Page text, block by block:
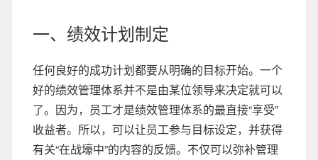
一、绩效计划制定
任何良好的成功计划都要从明确的目标开始。一个
好的绩效管理体系并不是由某位领导来决定就可以
了。因为，员工才是绩效管理体系的最直接“享受”
收益者。所以，可以让员工参与目标设定，并获得
有关“在战壕中”的内容的反馈。不仅可以弥补管理